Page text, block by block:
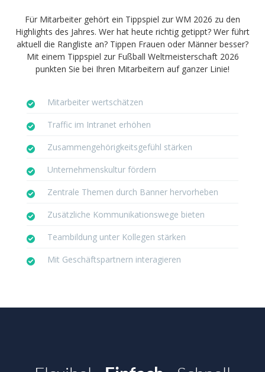
Für Mitarbeiter gehört ein Tippspiel zur WM 2026 zu den
Highlights des Jahres. Wer hat heute richtig getippt? Wer führt
aktuell die Rangliste an? Tippen Frauen oder Männer besser?
Mit einem Tippspiel zur Fußball Weltmeisterschaft 2026
punkten Sie bei Ihren Mitarbeitern auf ganzer Linie!
Mitarbeiter wertschätzen
Traffic im Intranet erhöhen
Zusammengehörigkeitsgefühl stärken
Unternehmenskultur fördern
Zentrale Themen durch Banner hervorheben
Zusätzliche Kommunikationswege bieten
Teambildung unter Kollegen stärken
Mit Geschäftspartnern interagieren